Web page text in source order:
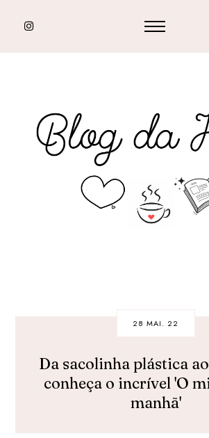
28 MAI. 22
Da sacolinha plástica
conheça o incrível 'O
manhã'